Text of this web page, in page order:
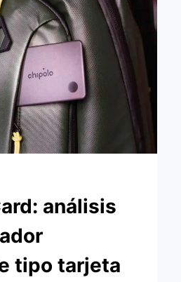
análisis
tipo tarjeta